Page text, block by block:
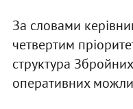
За словами
четвертим
структура
оперативних